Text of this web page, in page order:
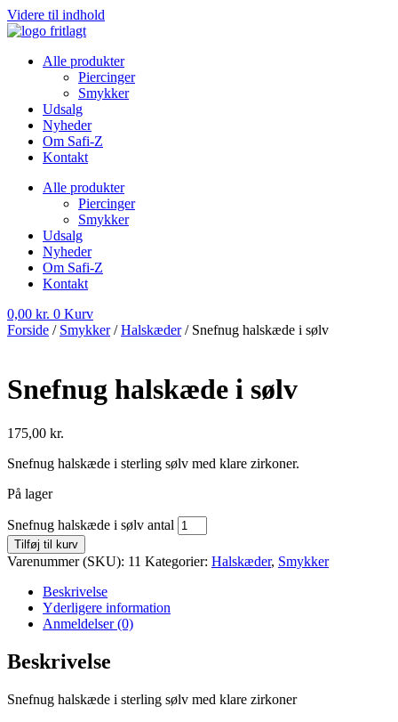
Videre til indhold
Alle produkter
Piercinger
Smykker
Udsalg
Nyheder
Om Safi-Z
Kontakt
Alle produkter
Piercinger
Smykker
Udsalg
Nyheder
Om Safi-Z
Kontakt
0,00 kr. 0 Kurv
Forside / Smykker/Halskæder/ Snefnug halskæde i sølv
Snefnug halskæde i sølv
175,00 kr.
Snefnug halskæde i sterling sølv med klare zirkoner.
På lager
Snefnug halskæde i sølv antal
Tilføj til kurv
Varenummer (SKU): 11 Kategorier: Halskæder, Smykker
Beskrivelse
Yderligere information
Anmeldelser (0)
Beskrivelse
Snefnug halskæde i sterling sølv med klare zirkoner